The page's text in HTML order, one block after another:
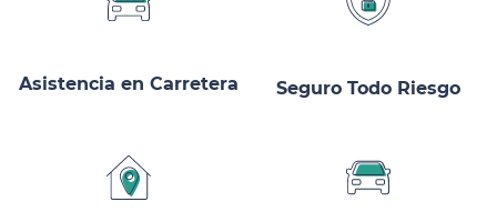
Asistencia en Carretera Seguro Todo Riesgo